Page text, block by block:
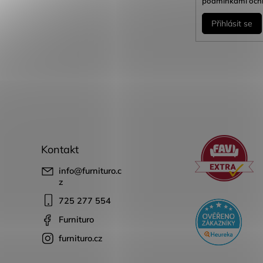
Přihlásit se
Kontakt
info@furnituro.c
z
725 277 554
Furnituro
furnituro.cz